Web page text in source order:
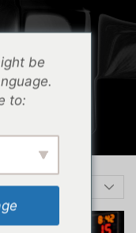
0
ΜΠΆΣΚΕΤ
be
to: